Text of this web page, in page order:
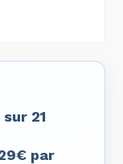
21
par